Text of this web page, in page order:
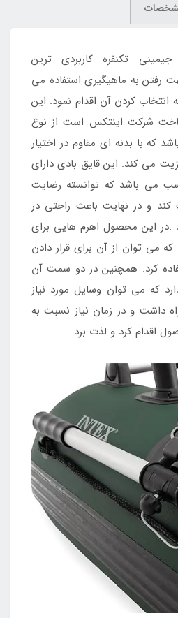
تکنفره کاربردی ترین
به ماهیگیری استفاده می
کردن آن اقدام نمود. این
شرکت اینتکس است از نوع
که با بدنه ای مقاوم در اختیار
می کند. این قایق بادی دارای
می باشد که توانسته رضایت
و در نهایت باعث راحتی در
این محصول اهرم هایی برای
که می توان از آن برای قرار دادن
کرد. همچنین در دو سمت آن
که می توان وسایل مورد نیاز
داشت و در زمان نیاز نسبت به
اقدام کرد و لذت برد.